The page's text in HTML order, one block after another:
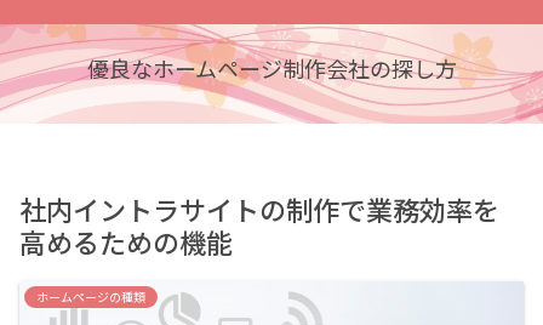
優良なホームページ制作会社の探し方
社内イントラサイトの制作で業務効率を
高めるための機能
ホームページの種類